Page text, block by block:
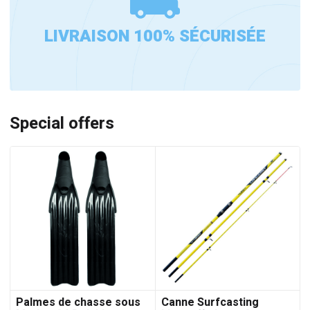
LIVRAISON 100% SÉCURISÉE
Special offers
Palmes de chasse sous Canne Surfcasting